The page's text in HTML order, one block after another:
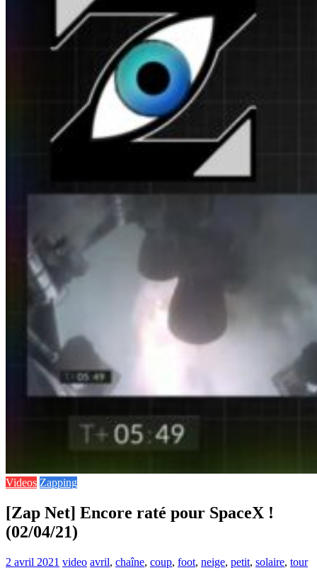
Videos Zapping
[Zap Net] Encore raté pour SpaceX !
(02/04/21)
2 avril 2021 video avril, chaîne, coup, foot, neige, petit, solaire, tour